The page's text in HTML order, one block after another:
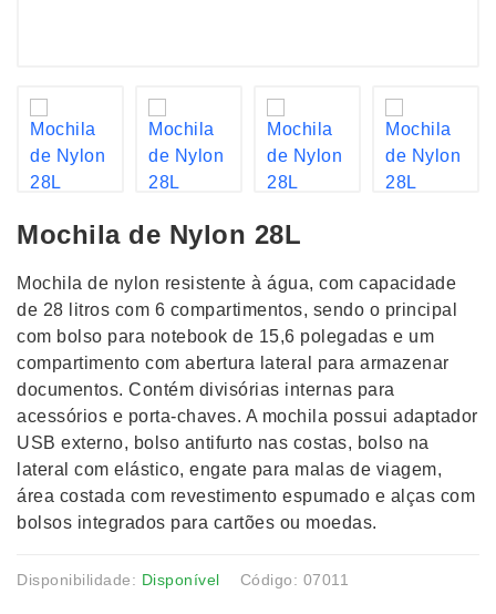
Mochila de Nylon 28L
Mochila de nylon resistente à água, com capacidade
de 28 litros com 6 compartimentos, sendo o principal
com bolso para notebook de 15,6 polegadas e um
compartimento com abertura lateral para armazenar
documentos. Contém divisórias internas para
acessórios e porta-chaves. A mochila possui adaptador
USB externo, bolso antifurto nas costas, bolso na
lateral com elástico, engate para malas de viagem,
área costada com revestimento espumado e alças com
bolsos integrados para cartões ou moedas.
Disponibilidade: Disponível Código: 07011